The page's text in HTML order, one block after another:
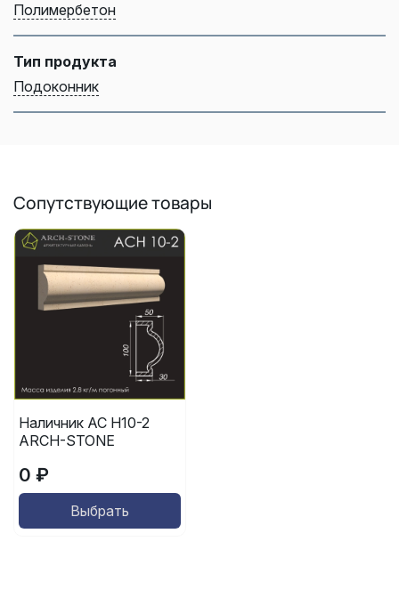
Полимербетон
Тип продукта
Подоконник
Сопутствующие товары
Наличник АС Н10-2
ARCH-STONE
0 ₽
Выбрать